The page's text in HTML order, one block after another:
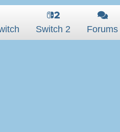
Switch 2 Forums